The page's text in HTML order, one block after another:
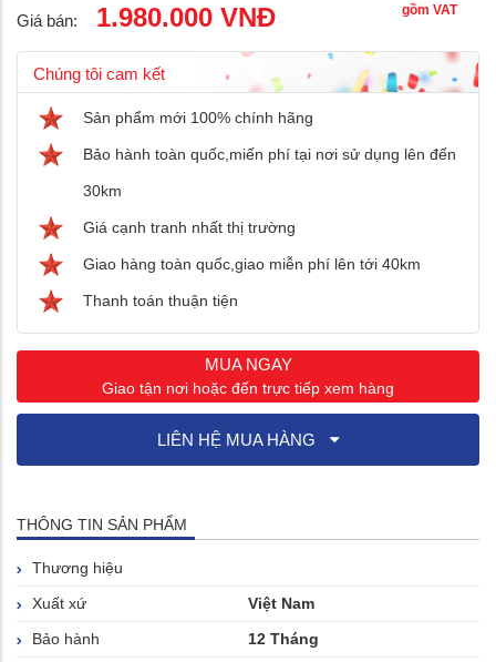
Giá bán: 1.980.000 VNĐ
gồm VAT
Chúng tôi cam kết
Sản phẩm mới 100% chính hãng
Bảo hành toàn quốc,miến phí tại nơi sử dụng lên đến
30km
Giá cạnh tranh nhất thị trường
Giao hàng toàn quốc,giao miễn phí lên tới 40km
Thanh toán thuận tiện
MUA NGAY
Giao tận nơi hoặc đến trực tiếp xem hàng
LIÊN HỆ MUA HÀNG
THÔNG TIN SẢN PHẨM
Thương hiệu
Xuất xứ
Việt Nam
Bảo hành
12 Tháng